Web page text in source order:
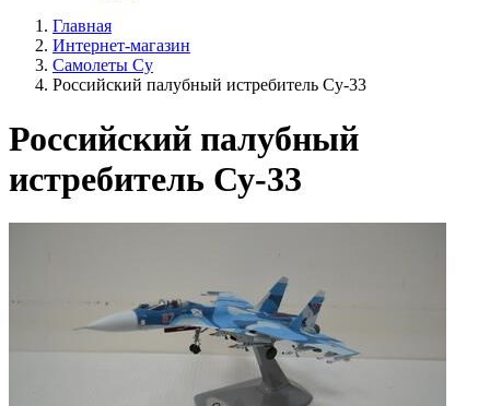
Главная
Интернет-магазин
Самолеты Су
Российский палубный истребитель Су-33
Российский палубный
истребитель Су-33